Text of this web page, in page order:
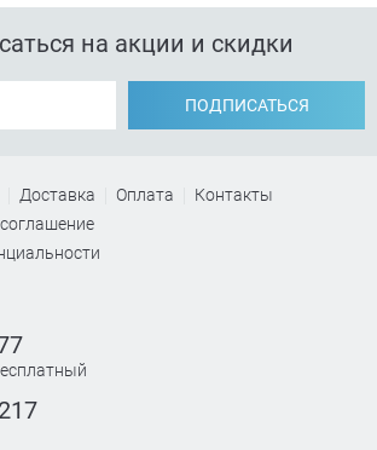
на акции и скидки
ПОДПИСАТЬСЯ
Доставка Оплата
Контакты